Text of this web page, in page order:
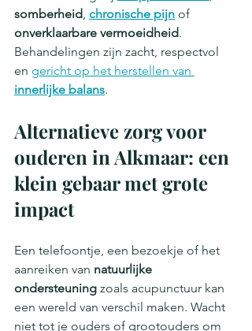
somberheid, chronische pijn of
onverklaarbare vermoeidheid.
Behandelingen zijn zacht, respectvol
en gericht op het herstellen van
innerlijke balans.
Alternatieve zorg voor
ouderen in Alkmaar: een
klein gebaar met grote
impact
Een telefoontje, een bezoekje of het
aanreiken van natuurlijke
ondersteuning zoals acupunctuur kan
een wereld van verschil maken. Wacht
niet tot je ouders of grootouders om